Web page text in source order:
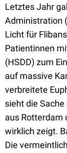
Letztes Jahr
Administration
Licht für
Patientinnen
(HSDD) zum
auf massive
verbreitete
sieht die
aus Rotterdam
wirklich zeigt.
Die